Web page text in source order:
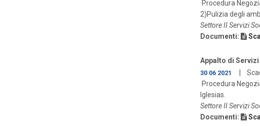
Procedura
2)Pulizia degli
Settore II Servizi
Documenti:
Appalto di
30 06 2021 |
Procedura
Iglesias.
Settore II Servizi
Documenti: